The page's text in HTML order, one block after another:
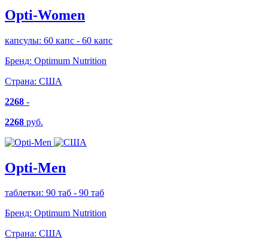
Opti-Women
капсулы: 60 капс - 60 капс
Бренд: Optimum Nutrition
Страна: США
2268 -
2268 руб.
Opti-Men
таблетки: 90 таб - 90 таб
Бренд: Optimum Nutrition
Страна: США